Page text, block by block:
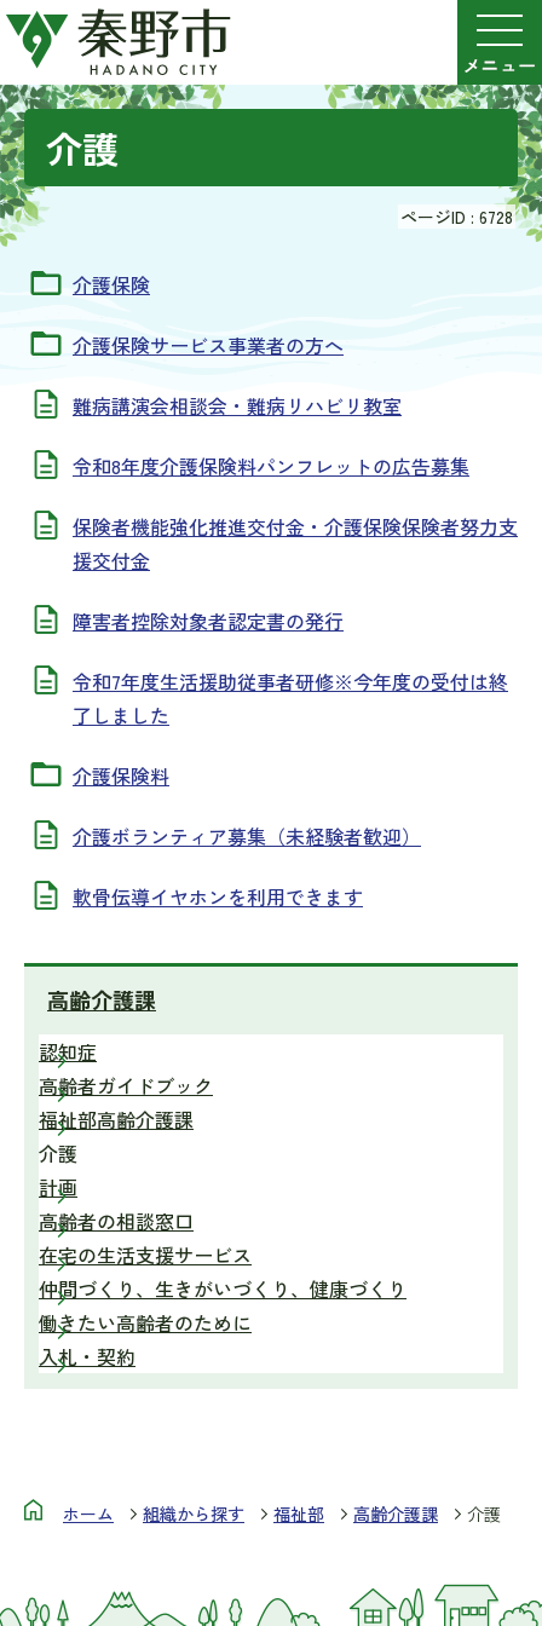
介護
ページID : 6728
介護保険
介護保険サービス事業者の方へ
難病講演会相談会・難病リハビリ教室
令和8年度介護保険料パンフレットの広告募集
保険者機能強化推進交付金・介護保険保険者努力支
援交付金
障害者控除対象者認定書の発行
令和7年度生活援助従事者研修※今年度の受付は終
了しました
介護保険料
介護ボランティア募集（未経験者歓迎）
軟骨伝導イヤホンを利用できます
高齢介護課
認知症
高齢者ガイドブック
福祉部高齢介護課
介護
計画
高齢者の相談窓口
在宅の生活支援サービス
仲間づくり、生きがいづくり、健康づくり
働きたい高齢者のために
入札・契約
ホーム 組織から探す 福祉部 高齢介護課 介護